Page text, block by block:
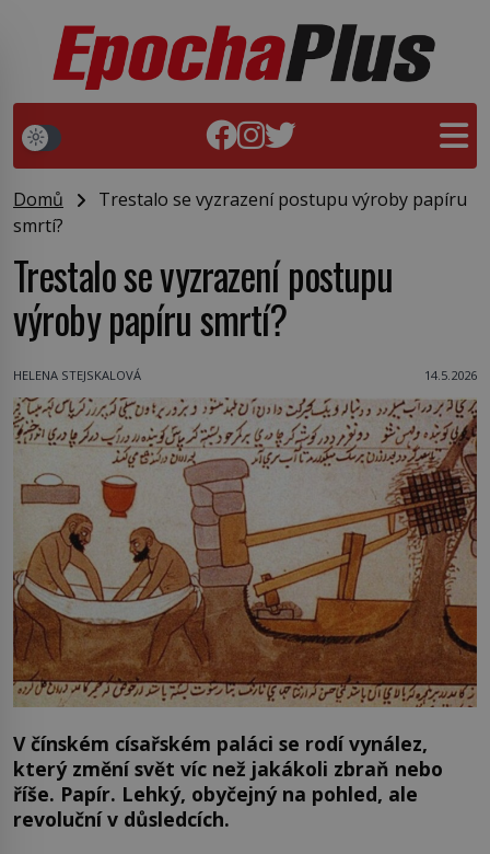
Domů
Trestalo se vyzrazení postupu výroby papíru
smrtí?
Trestalo se vyzrazení postupu
výroby papíru smrtí?
HELENA STEJSKALOVÁ 14.5.2026
V čínském císařském paláci se rodí vynález,
který změní svět víc než jakákoli zbraň nebo
říše. Papír. Lehký, obyčejný na pohled, ale
revoluční v důsledcích.